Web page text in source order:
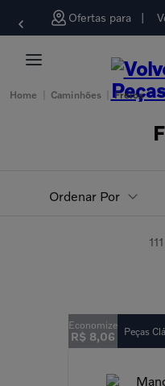
Ofertas para
Home Caminhões Freios
Ordenar Por
111
R$ 8,06 Peças